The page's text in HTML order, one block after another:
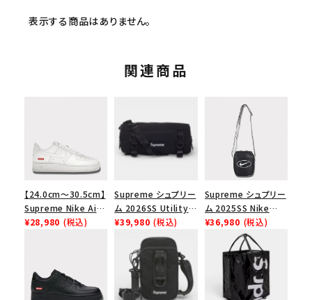
表示する商品はありません。
関連商品
【24.0cm～30.5cm】
Supreme Nike Air
Force 1 Low シュプ
¥28,980 (税込)
Supreme シュプリー
ム 2026SS Utility
Bag ユーティリティ
バッグ ブラック
¥39,980 (税込)
Supreme シュプリー
ム 2025SS Nike
Leather Shoulder
Bag ナイキレザーシ
ョルダーバッグ ブラッ
¥36,980 (税込)